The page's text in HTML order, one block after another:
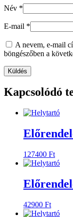
Név *
E-mail *
A nevem, e-mail
böngészőben a
Kapcsolódó
127400 Ft
42900 Ft